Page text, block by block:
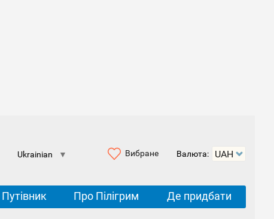
Ukrainian ▼ Вибране Валюта:
Путівник Про Пілігрим Де придбати